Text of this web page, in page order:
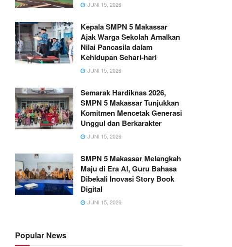
JUNI 15, 2026
Kepala SMPN 5 Makassar
Ajak Warga Sekolah Amalkan
Nilai Pancasila dalam
Kehidupan Sehari-hari
JUNI 15, 2026
Semarak Hardiknas 2026,
SMPN 5 Makassar Tunjukkan
Komitmen Mencetak Generasi
Unggul dan Berkarakter
JUNI 15, 2026
SMPN 5 Makassar Melangkah
Maju di Era AI, Guru Bahasa
Dibekali Inovasi Story Book
Digital
JUNI 15, 2026
Popular News